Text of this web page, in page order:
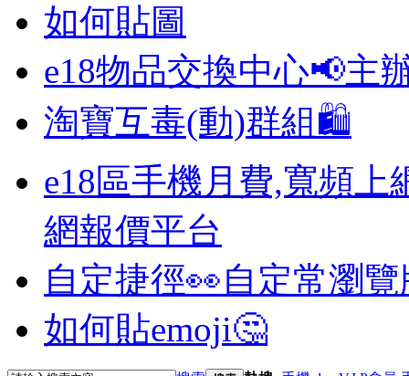
如何貼圖
e18物品交換中心📢主
淘寶互毒(動)群組🛍️
e18區手機月費,寬頻上
網報價平台
自定捷徑👀自定常瀏
如何貼emoji🤔